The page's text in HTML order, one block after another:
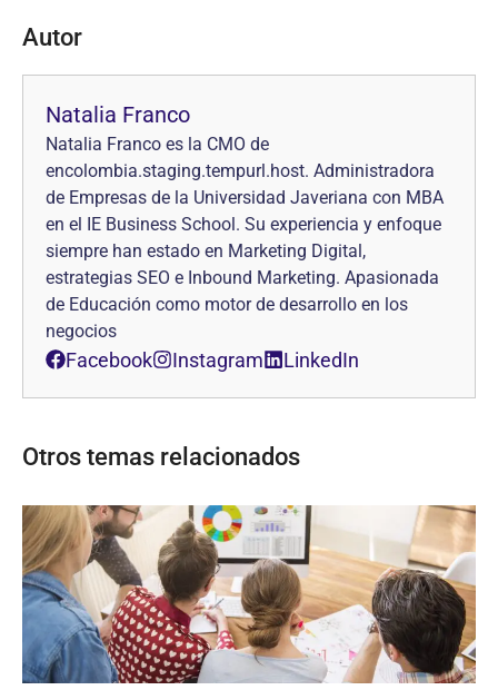
Autor
Natalia Franco
Natalia Franco es la CMO de
encolombia.staging.tempurl.host. Administradora
de Empresas de la Universidad Javeriana con MBA
en el IE Business School. Su experiencia y enfoque
siempre han estado en Marketing Digital,
estrategias SEO e Inbound Marketing. Apasionada
de Educación como motor de desarrollo en los
negocios
Facebook Instagram LinkedIn
Otros temas relacionados